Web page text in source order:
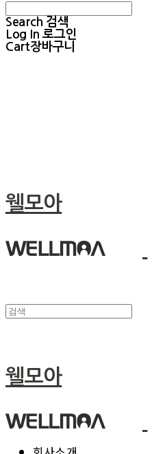
Search 검색
Log In 로그인
Cart장바구니
웰모아
웰모아